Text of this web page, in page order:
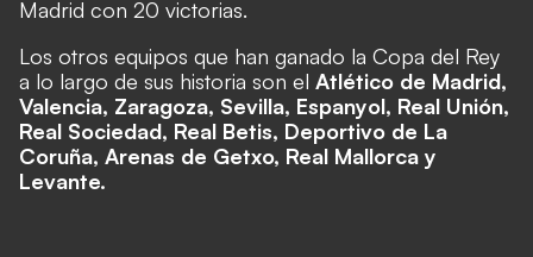
Madrid con 20 victorias.
Los otros equipos que han ganado la Copa del Rey
a lo largo de sus historia son el Atlético de Madrid,
Valencia, Zaragoza, Sevilla, Espanyol, Real Unión,
Real Sociedad, Real Betis, Deportivo de La
Coruña, Arenas de Getxo, Real Mallorca y
Levante.